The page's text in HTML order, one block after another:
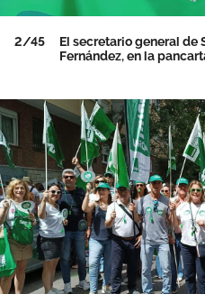
2/45
El secretario general de
Fernández, en la